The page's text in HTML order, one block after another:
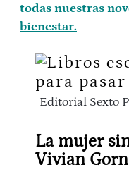
todas nuestras
bienestar.
Editorial Sexto
La mujer
Vivian